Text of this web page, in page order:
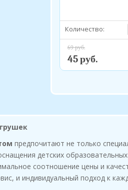
Количество:
69 руб.
45 руб.
предпочитают не только
детских
соотношение цены и
и индивидуальный подход к